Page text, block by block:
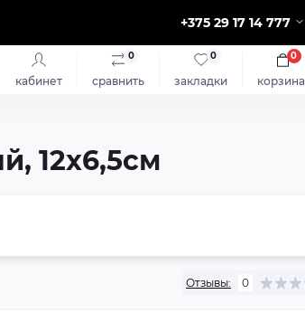
+375 29 17 14 777
кабинет сравнить
0
закладки
0
корзина
0
12x6,5см
Отзывы: 0